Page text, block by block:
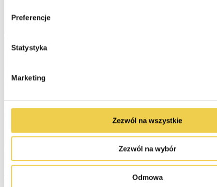
Preferencje
Statystyka
Marketing
Zezwól na wszystkie
Zezwól na wybór
Odmowa